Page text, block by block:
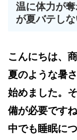
温に体力が
が夏バテしな
こんにちは、
夏のような暑
始めました。
備が必要ですね
中でも睡眠に